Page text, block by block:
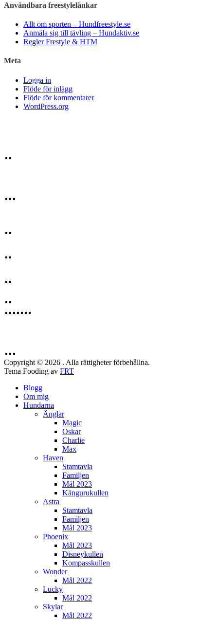
Användbara freestylelänkar
Allt om sporten – Hundfreestyle.se
Anmäla sig till tävling – Hundaktiv.se
Regler Frestyle & HTM
Meta
Logga in
Flöde för inlägg
Flöde för kommentarer
WordPress.org
Copyright © 2026 . Alla rättigheter förbehållna.
Tema Fooding av FRT
Blogg
Om mig
Hundarna
Änglar
Magic
Oskar
Charlie
Max
Haven
Stamtavla
Familjen
Mål 2023
Kängurukullen
Astra
Stamtavla
Familjen
Mål 2023
Phoenix
Mål 2023
Disneykullen
Kompasskullen
Wonder
Mål 2022
Lucky
Mål 2022
Skylar
Mål 2022